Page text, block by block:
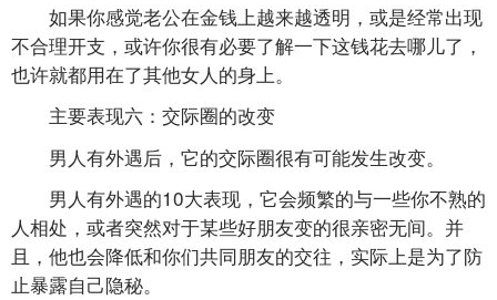
如果你感觉老公在金钱上越来越透明，或是经常出现
不合理开支，或许你很有必要了解一下这钱花去哪儿了，
也许就都用在了其他女人的身上。
主要表现六：交际圈的改变
男人有外遇后，它的交际圈很有可能发生改变。
男人有外遇的10大表现，它会频繁的与一些你不熟的
人相处，或者突然对于某些好朋友变的很亲密无间。并
且，他也会降低和你们共同朋友的交往，实际上是为了防
止暴露自己隐秘。